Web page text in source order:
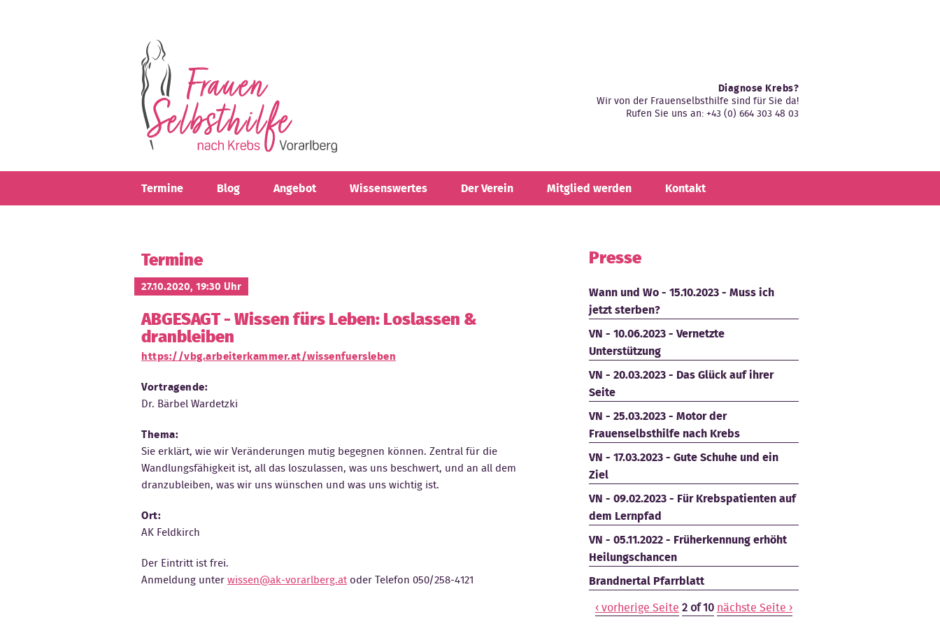
Diagnose Krebs?
Wir von der Frauenselbsthilfe sind für Sie da!
Rufen Sie uns an: +43 (0) 664 303 48 03
Termine Blog Angebot Wissenswertes Der Verein Mitglied werden Kontakt
Termine
27.10.2020, 19:30 Uhr
ABGESAGT - Wissen fürs Leben: Loslassen &
dranbleiben
https://vbg.arbeiterkammer.at/wissenfuersleben
Vortragende:
Dr. Bärbel Wardetzki
Thema:
Sie erklärt, wie wir Veränderungen mutig begegnen können. Zentral für die
Wandlungsfähigkeit ist, all das loszulassen, was uns beschwert, und an all dem
dranzubleiben, was wir uns wünschen und was uns wichtig ist.
Ort:
AK Feldkirch
Der Eintritt ist frei.
Anmeldung unterwissen@ak-vorarlberg.atoder Telefon 050/258-4121
Presse
Wann und Wo - 15.10.2023 - Muss ich
jetzt sterben?
VN - 10.06.2023 - Vernetzte
Unterstützung
VN - 20.03.2023 - Das Glück auf ihrer
Seite
VN - 25.03.2023 - Motor der
Frauenselbsthilfe nach Krebs
VN - 17.03.2023 - Gute Schuhe und ein
Ziel
VN - 09.02.2023 - Für Krebspatienten auf
dem Lernpfad
VN - 05.11.2022 - Früherkennung erhöht
Heilungschancen
Brandnertal Pfarrblatt
‹ vorherige Seite 2 of 10 nächste Seite ›